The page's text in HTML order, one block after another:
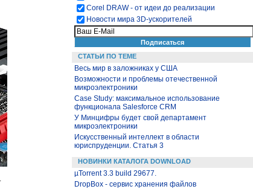
Corel DRAW - от идеи до реализации
Новости мира 3D-ускорителей
СТАТЬИ ПО ТЕМЕ
Весь мир в заложниках у США
Возможности и проблемы отечественной
микроэлектроники
Case Study: максимальное использование
функционала Salesforce CRM
У Минцифры будет свой департамент
микроэлектроники
Искусственный интеллект в области
юриспруденции. Статья 3
НОВИНКИ КАТАЛОГА DOWNLOAD
µTorrent 3.3 build 29677.
DropBox - сервис хранения файлов